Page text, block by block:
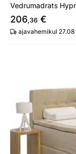
Vedrumadrats
206,36 €
ajavahemikul